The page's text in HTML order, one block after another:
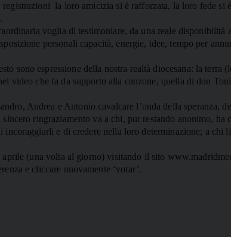
registrazioni la loro amicizia si è rafforzata, la loro fede si
voglia di testimoniare, da una reale disponibilità
personali capacità, energie, idee, tempo per
sono espressione della nostra realtà diocesana: la
video che fa da supporto alla canzone, quella di don
Andrea e Antonio cavalcare l’onda della speranza,
sincero ringraziamento va a chi, pur restando anonimo,
incoraggiarli e di credere nella loro determinazione; a
(una volta al giorno) visitando il sito
e cliccare nuovamente ‘votar’.